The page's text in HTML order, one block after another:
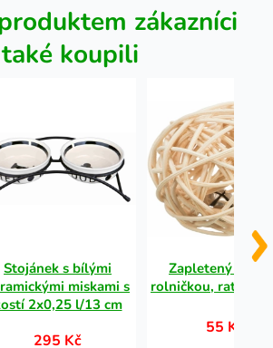
zákazníci
také koupili
Stojánek s bílými
miskami s
2x0,25 l/13 cm
295 Kč
Zapletený
rolničkou, ratan, ø
55 Kč